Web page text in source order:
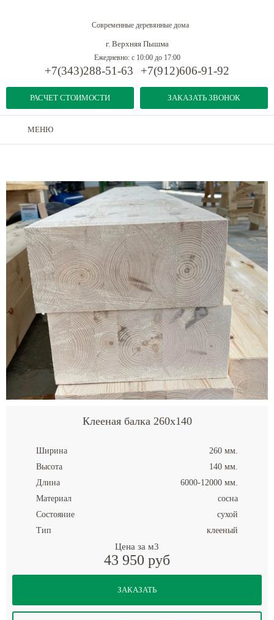
Современные деревянные дома
г. Верхняя Пышма
РАСЧЕТ СТОИМОСТИ
Ежедневно: с 10:00 до 17:00
+7(343)288-51-63 +7(912)606-91-92
ЗАКАЗАТЬ ЗВОНОК
МЕНЮ
Клееная балка 260x140
Ширина
260 мм.
Высота
140 мм.
Длина
6000-12000 мм.
Материал
сосна
Состояние
сухой
Тип
клееный
Цена за м3
43 950 руб
ЗАКАЗАТЬ